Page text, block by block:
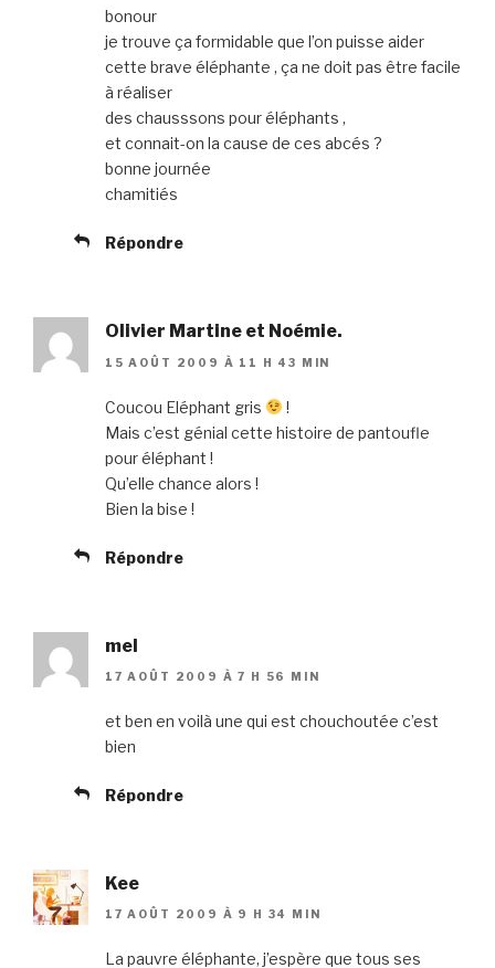
bonour
je trouve ça formidable que l’on puisse aider
cette brave éléphante , ça ne doit pas être facile
à réaliser
des chausssons pour éléphants ,
et connait-on la cause de ces abcés ?
bonne journée
chamitiés
Répondre
Olivier Martine et Noémie.
15 AOÛT 2009 À 11 H 43 MIN
Coucou Eléphant gris
!
Mais c’est génial cette histoire de pantoufle
pour éléphant !
Qu’elle chance alors !
Bien la bise !
Répondre
mel
17 AOÛT 2009 À 7 H 56 MIN
et ben en voilà une qui est chouchoutée c’est
bien
Répondre
Kee
17 AOÛT 2009 À 9 H 34 MIN
La pauvre éléphante, j’espère que tous ses